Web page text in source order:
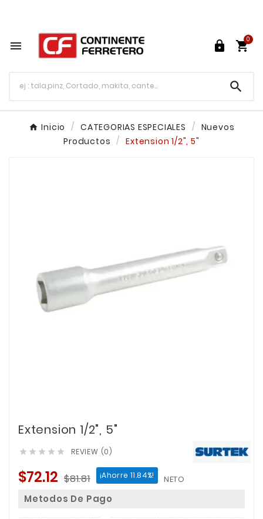
  
0

Inicio CATEGORIAS ESPECIALES
Nuevos
Productos
Extension 1/2", 5"
Extension 1/2", 5"
     REVIEW (0)
$72.12 $81.81 ¡Ahorre 11.84%! NETO
Metodos De Pago